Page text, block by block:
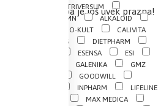
Vaša korpa je još uvek prazna!
NUTRIVERSUM
ALEKSANDAR MN
ALKALOID
BIO-KULT
CALIVITA
CATALYSIS
DIETPHARM
ESENSA
ESI
GALENIKA
GMZ
GOODWILL
INPHARM
LIFELINE
MAX MEDICA